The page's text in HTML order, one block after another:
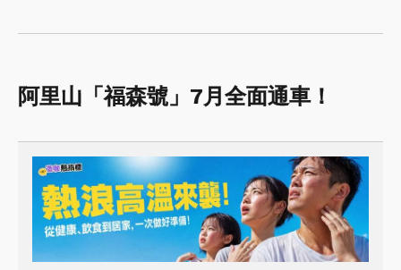
阿里山「福森號」7月全面通車！